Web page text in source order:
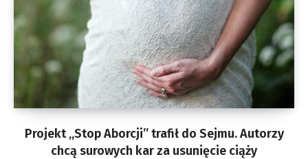
Projekt „Stop Aborcji” trafił do Sejmu. Autorzy
chcą surowych kar za usunięcie ciąży